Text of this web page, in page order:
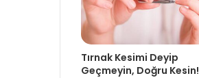
Tırnak Kesimi Deyip
Geçmeyin, Doğru Kesin!